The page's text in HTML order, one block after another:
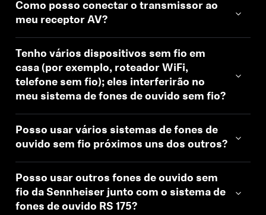
Como posso conectar o transmissor ao
meu receptor AV?
Tenho vários dispositivos sem fio em
casa (por exemplo, roteador WiFi,
telefone sem fio); eles interferirão no
meu sistema de fones de ouvido sem fio?
Posso usar vários sistemas de fones de
ouvido sem fio próximos uns dos outros?
Posso usar outros fones de ouvido sem
fio da Sennheiser junto com o sistema de
fones de ouvido RS 175?